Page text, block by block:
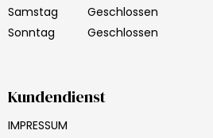
Samstag
Geschlossen
Sonntag
Geschlossen
Kundendienst
IMPRESSUM